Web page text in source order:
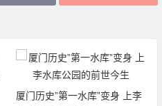
厦门历史”第一水库”变身 上李